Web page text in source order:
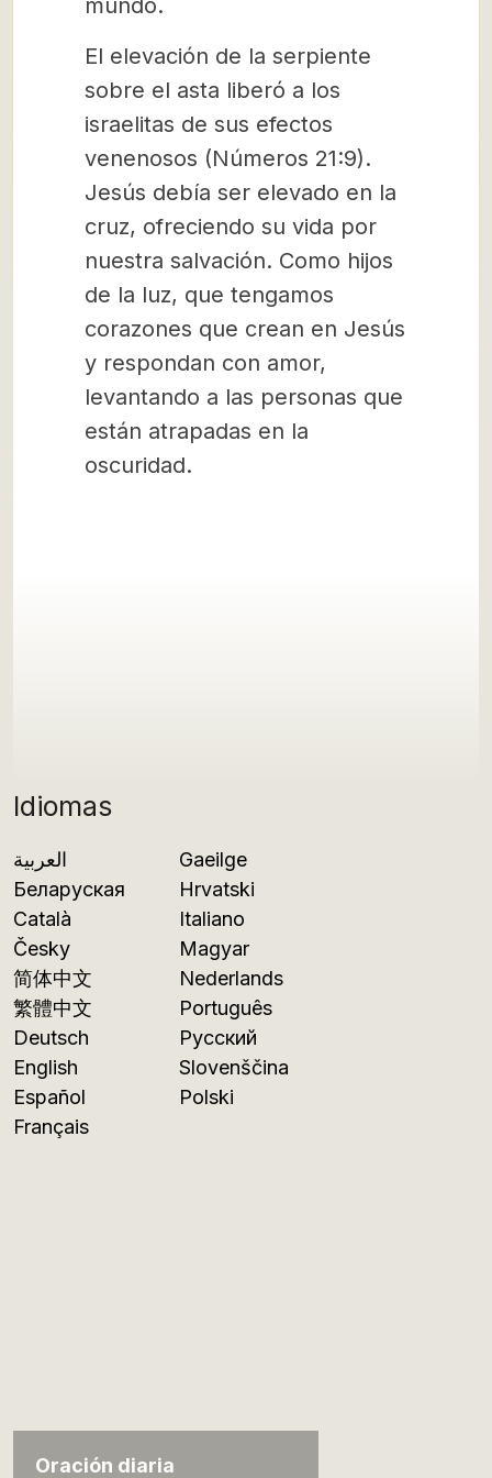
Idiomas
العربية
Беларуская
Català
Česky
简体中文
繁體中文
Deutsch
English
Español
Français
Gaeilge
Hrvatski
Italiano
Magyar
Nederlands
Português
Русский
Slovenščina
Polski
Oración diaria
mundo.
El elevación de la serpiente
sobre el asta liberó a los
israelitas de sus efectos
venenosos (Números 21:9).
Jesús debía ser elevado en la
cruz, ofreciendo su vida por
nuestra salvación. Como hijos
de la luz, que tengamos
corazones que crean en Jesús
y respondan con amor,
levantando a las personas que
están atrapadas en la
oscuridad.